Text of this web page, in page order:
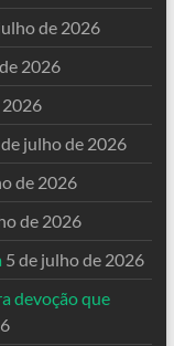
de 2026
2026
2026
julho de 2026
de 2026
de 2026
5 de julho de 2026
devoção que